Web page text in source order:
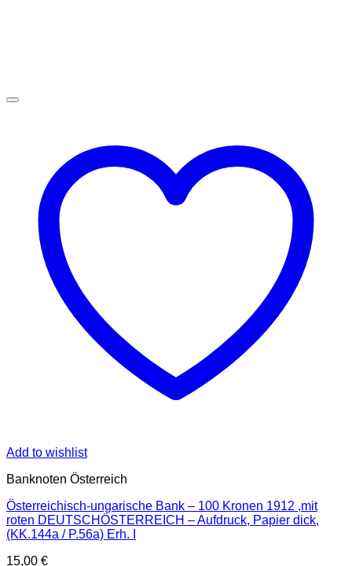
Add to wishlist
Banknoten Österreich
Österreichisch-ungarische Bank – 100 Kronen 1912 ,mit
roten DEUTSCHÖSTERREICH – Aufdruck, Papier dick,
(KK.144a / P.56a) Erh. I
15,00 €